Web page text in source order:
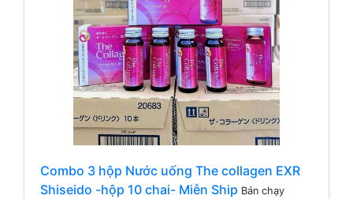
Combo 3 hộp Nước uống The collagen EXR
Shiseido -hộp 10 chai- Miễn Ship Bán chạy